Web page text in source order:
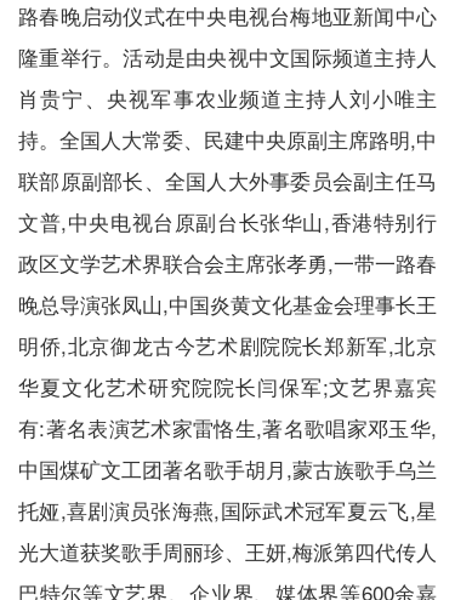
路春晚启动仪式在中央电视台梅地亚新闻中心
隆重举行。活动是由央视中文国际频道主持人
肖贵宁、央视军事农业频道主持人刘小唯主
持。全国人大常委、民建中央原副主席路明,中
联部原副部长、全国人大外事委员会副主任马
文普,中央电视台原副台长张华山,香港特别行
政区文学艺术界联合会主席张孝勇,一带一路春
晚总导演张凤山,中国炎黄文化基金会理事长王
明侨,北京御龙古今艺术剧院院长郑新军,北京
华夏文化艺术研究院院长闫保军;文艺界嘉宾
有:著名表演艺术家雷恪生,著名歌唱家邓玉华,
中国煤矿文工团著名歌手胡月,蒙古族歌手乌兰
托娅,喜剧演员张海燕,国际武术冠军夏云飞,星
光大道获奖歌手周丽珍、王妍,梅派第四代传人
巴特尔等文艺界、企业界、媒体界等600余嘉